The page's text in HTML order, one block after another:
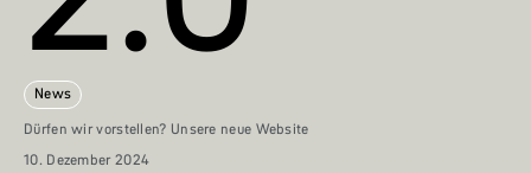
News
Dürfen wir vorstellen? Unsere neue Website
10. Dezember 2024